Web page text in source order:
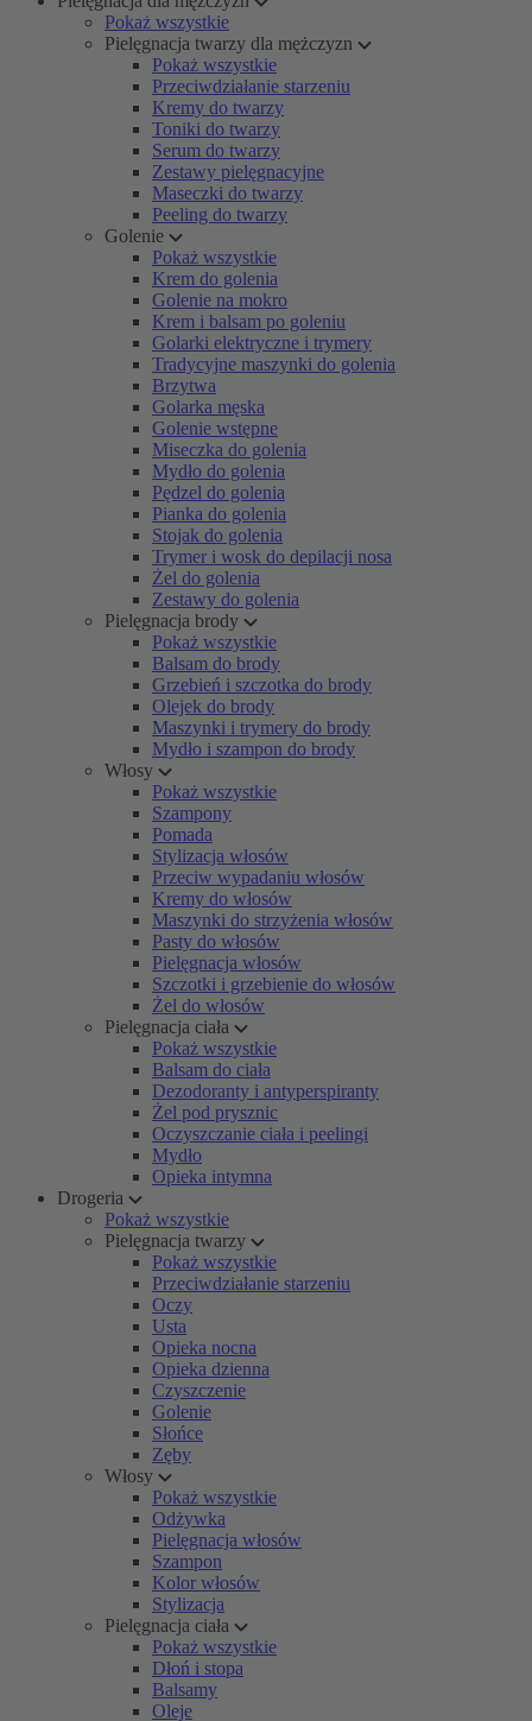
Pokaż wszystkie
Pielęgnacja twarzy dla mężczyzn
Pokaż wszystkie
Przeciwdziałanie starzeniu
Kremy do twarzy
Toniki do twarzy
Serum do twarzy
Zestawy pielęgnacyjne
Maseczki do twarzy
Peeling do twarzy
Golenie
Pokaż wszystkie
Krem do golenia
Golenie na mokro
Krem i balsam po goleniu
Golarki elektryczne i trymery
Tradycyjne maszynki do golenia
Brzytwa
Golarka męska
Golenie wstępne
Miseczka do golenia
Mydło do golenia
Pędzel do golenia
Pianka do golenia
Stojak do golenia
Trymer i wosk do depilacji nosa
Żel do golenia
Zestawy do golenia
Pielęgnacja brody
Pokaż wszystkie
Balsam do brody
Grzebień i szczotka do brody
Olejek do brody
Maszynki i trymery do brody
Mydło i szampon do brody
Włosy
Pokaż wszystkie
Szampony
Pomada
Stylizacja włosów
Przeciw wypadaniu włosów
Kremy do włosów
Maszynki do strzyżenia włosów
Pasty do włosów
Pielęgnacja włosów
Szczotki i grzebienie do włosów
Żel do włosów
Pielęgnacja ciała
Pokaż wszystkie
Balsam do ciała
Dezodoranty i antyperspiranty
Żel pod prysznic
Oczyszczanie ciała i peelingi
Mydło
Opieka intymna
Drogeria
Pokaż wszystkie
Pielęgnacja twarzy
Pokaż wszystkie
Przeciwdziałanie starzeniu
Oczy
Usta
Opieka nocna
Opieka dzienna
Czyszczenie
Golenie
Słońce
Zęby
Włosy
Pokaż wszystkie
Odżywka
Pielęgnacja włosów
Szampon
Kolor włosów
Stylizacja
Pielęgnacja ciała
Pokaż wszystkie
Dłoń i stopa
Balsamy
Oleje